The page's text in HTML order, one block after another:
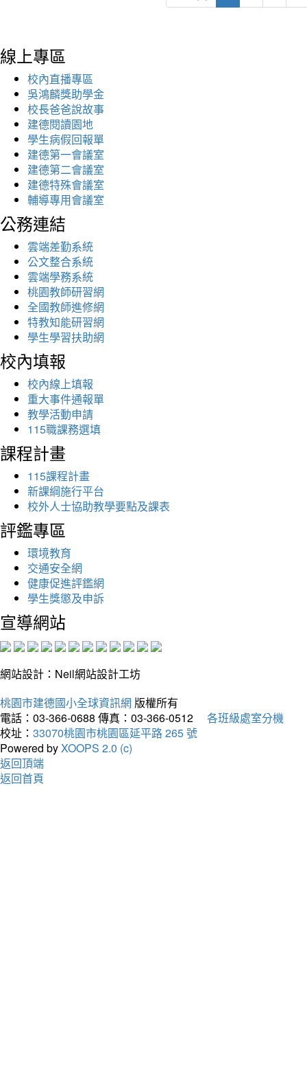
線上專區
校內直播專區
吳鴻麟獎助學金
校長爸爸說故事
建德閱讀園地
學生病假回報單
建德第一會議室
建德第二會議室
建德特殊會議室
輔導專用會議室
公務連結
雲端差勤系統
公文整合系統
雲端學務系統
桃園教師研習網
全國教師進修網
特教知能研習網
學生學習扶助網
校內填報
校內線上填報
重大事件通報單
教學活動申請
115職課務選填
課程計畫
115課程計畫
新課綱施行平台
校外人士協助教學要點及課表
評鑑專區
環境教育
交通安全網
健康促進評鑑網
學生獎懲及申訴
宣導網站
網站設計：Neil網站設計工坊
桃園市建德國小全球資訊網 版權所有
電話：03-366-0688 傳真：03-366-0512
各班級處室分機
校址： 33070桃園市桃園區延平路 265 號
Powered byXOOPS 2.0 (c)
返回頂端
返回首頁